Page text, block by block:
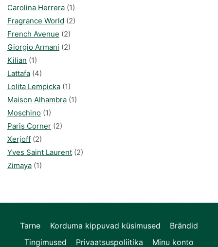
Carolina Herrera (1)
Fragrance World (2)
French Avenue (2)
Giorgio Armani (2)
Kilian (1)
Lattafa (4)
Lolita Lempicka (1)
Maison Alhambra (1)
Moschino (1)
Paris Corner (2)
Xerjoff (2)
Yves Saint Laurent (2)
Zimaya (1)
Tarne Korduma kippuvad küsimused
Brändid
Tingimused
Privaatsuspoliitika Minu konto